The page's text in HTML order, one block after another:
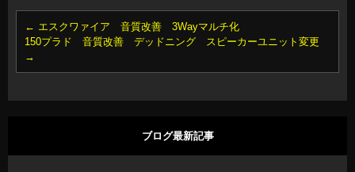
← エスクワァイア 音質改善 3Wayマルチ化
150プラド 音質改善 デッドニング スピーカーユニット変更
→
ブログ最新記事